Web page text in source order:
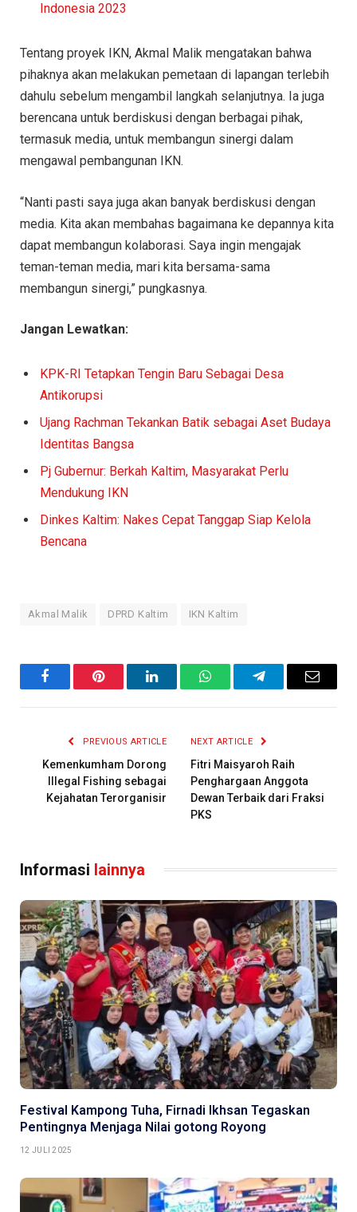
Indonesia 2023
Tentang proyek IKN, Akmal Malik mengatakan bahwa
pihaknya akan melakukan pemetaan di lapangan terlebih
dahulu sebelum mengambil langkah selanjutnya. Ia juga
berencana untuk berdiskusi dengan berbagai pihak,
termasuk media, untuk membangun sinergi dalam
mengawal pembangunan IKN.
“Nanti pasti saya juga akan banyak berdiskusi dengan
media. Kita akan membahas bagaimana ke depannya kita
dapat membangun kolaborasi. Saya ingin mengajak
teman-teman media, mari kita bersama-sama
membangun sinergi,” pungkasnya.
Jangan Lewatkan:
KPK-RI Tetapkan Tengin Baru Sebagai Desa
Antikorupsi
Ujang Rachman Tekankan Batik sebagai Aset Budaya
Identitas Bangsa
Pj Gubernur: Berkah Kaltim, Masyarakat Perlu
Mendukung IKN
Dinkes Kaltim: Nakes Cepat Tanggap Siap Kelola
Bencana
Akmal Malik DPRD Kaltim IKN Kaltim
FacebookPinterest LinkedInWhatsAppTelegramEmail
PREVIOUS ARTICLE
Kemenkumham Dorong
Illegal Fishing sebagai
Kejahatan Terorganisir
NEXT ARTICLE
Fitri Maisyaroh Raih
Penghargaan Anggota
Dewan Terbaik dari Fraksi
PKS
Informasi lainnya
Festival Kampong Tuha, Firnadi Ikhsan Tegaskan
Pentingnya Menjaga Nilai gotong Royong
12 JULI 2025